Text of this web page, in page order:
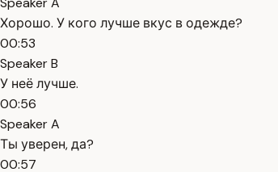
Хорошо. У кого лучше вкус в одежде?
00:53
Speaker B
У неё лучше.
00:56
Speaker A
Ты уверен, да?
00:57